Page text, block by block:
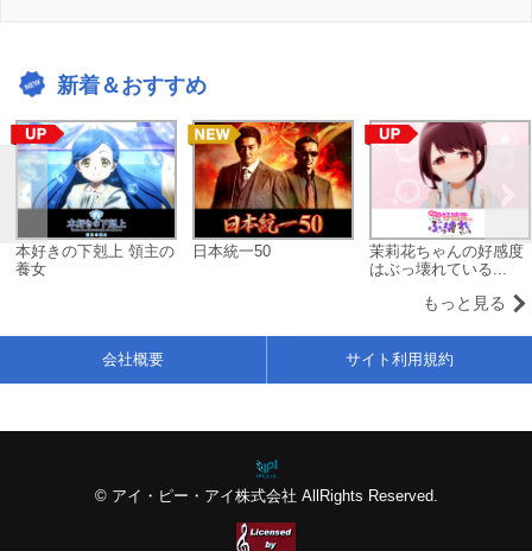
新着＆おすすめ
本好きの下剋上 領主の
養女
日本統一50
茉莉花ちゃんの好感度
はぶっ壊れている...
もっと見る
© アイ・ピー・アイ株式会社 AllRights Reserved.
会社概要 サイト利用規約